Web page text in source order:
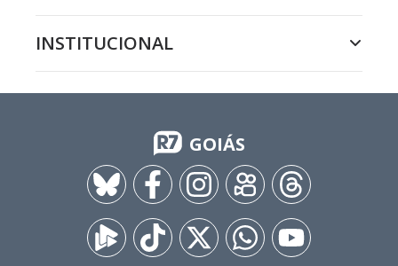
INSTITUCIONAL
GOIÁS